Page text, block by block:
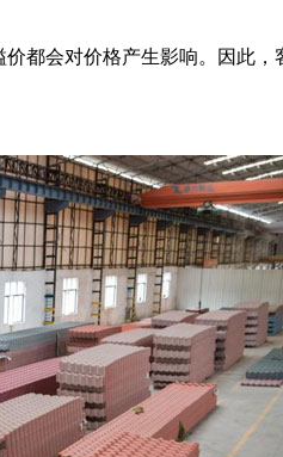
都会对价格产生影响。因此